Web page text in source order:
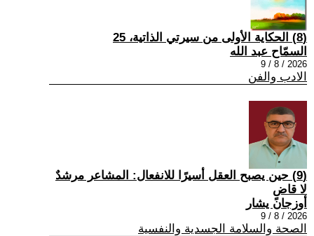
(8) الحكاية الأولى من سيرتي الذاتية، 25
السمّاح عبد الله
2026 / 8 / 9
الادب والفن
(9) حين يصبح العقل أسيرًا للانفعال: المشاعر مرشدٌ
لا قاضٍ
أوزجان يشار
2026 / 8 / 9
الصحة والسلامة الجسدية والنفسية